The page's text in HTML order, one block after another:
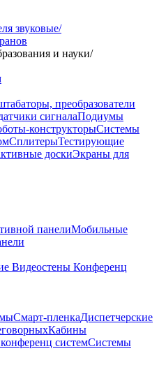
звуковые/
и науки/
преобразователи
сигналаПодиумы
конструкторыСистемы
СплитерыТестирующие
доскиЭкраны для
панелиМобильные
Видеостены Конференц
Cмарт-пленкаДиспетчерские
Кабины
системСистемы